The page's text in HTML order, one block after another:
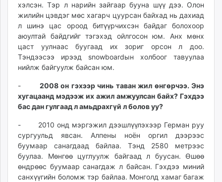
хэлсэн. Тэр л нарийн зайгаар бууна шүү дээ. Олон
жилийн цэвдэг мөс хагарч цуурсан байхад нь дахиад
л шинэ цас ороод битүүрчихсэн байдаг болохоор
аюултай байдгийг тэгэхэд ойлгосон юм. Анх мөнх
цаст уулнаас буугаад их зориг орсон л доо.
Тэндээсээ ирээд snowboardын холбоог тавуулаа
нийлж байгуулж байсан юм.
- 2008 он гэхээр чинь таван жил өнгөрчээ. Энэ
хугацаанд мэдээж их ажил амжуулсан байх? Гэхдээ
бас дан гулгаад л амьдрахгүй л болов уу?
- 2010 онд мэргэжил дээшлүүлэхээр Герман руу
сургуульд явсан. Алпены ноён оргил дээрээс
буумаар санагдаад байлаа. Тэнд 2580 метрээс
буулаа. Мөнгөө цуглуулж байгаад л буусан. Өшөө
өндрөөс буумаар санагдаж л байсан. Гэхдээ миний
санхүүгийн боломж тэр байлаа. Монголд хамаг багаж